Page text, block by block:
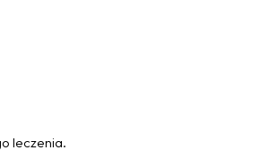
leczenia.